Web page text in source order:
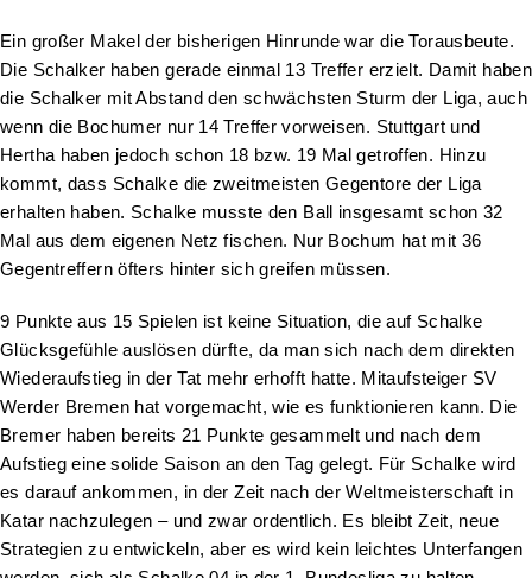
Ein großer Makel der bisherigen Hinrunde war die Torausbeute.
Die Schalker haben gerade einmal 13 Treffer erzielt. Damit haben
die Schalker mit Abstand den schwächsten Sturm der Liga, auch
wenn die Bochumer nur 14 Treffer vorweisen. Stuttgart und
Hertha haben jedoch schon 18 bzw. 19 Mal getroffen. Hinzu
kommt, dass Schalke die zweitmeisten Gegentore der Liga
erhalten haben. Schalke musste den Ball insgesamt schon 32
Mal aus dem eigenen Netz fischen. Nur Bochum hat mit 36
Gegentreffern öfters hinter sich greifen müssen.
9 Punkte aus 15 Spielen ist keine Situation, die auf Schalke
Glücksgefühle auslösen dürfte, da man sich nach dem direkten
Wiederaufstieg in der Tat mehr erhofft hatte. Mitaufsteiger SV
Werder Bremen hat vorgemacht, wie es funktionieren kann. Die
Bremer haben bereits 21 Punkte gesammelt und nach dem
Aufstieg eine solide Saison an den Tag gelegt. Für Schalke wird
es darauf ankommen, in der Zeit nach der Weltmeisterschaft in
Katar nachzulegen – und zwar ordentlich. Es bleibt Zeit, neue
Strategien zu entwickeln, aber es wird kein leichtes Unterfangen